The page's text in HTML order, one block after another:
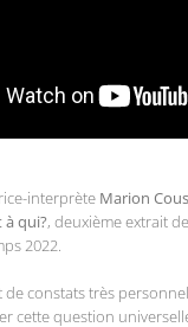
interprète Marion
qui?, deuxième extrait
2022.
de constats très
cette question